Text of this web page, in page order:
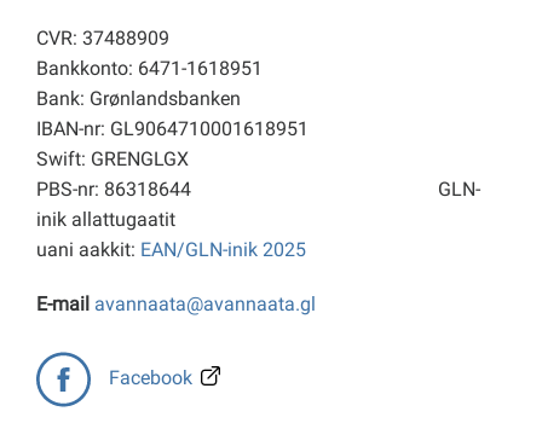
CVR: 37488909
Bankkonto: 6471-1618951
Bank: Grønlandsbanken
IBAN-nr: GL9064710001618951
Swift: GRENGLGX
PBS-nr: 86318644 GLN-
inik allattugaatit
uani aakkit: EAN/GLN-inik 2025
E-mail avannaata@avannaata.gl
Facebook